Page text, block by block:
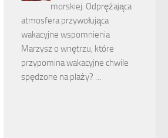
morskiej: Odprężająca
atmosfera przywołująca
wakacyjne wspomnienia
Marzysz o wnętrzu, które
przypomina wakacyjne chwile
spędzone na plaży? …